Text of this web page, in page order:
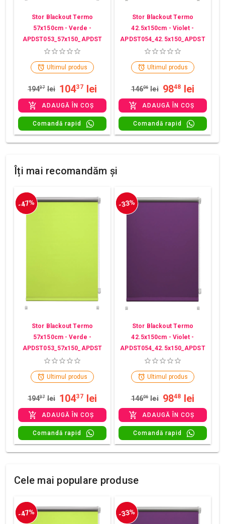
Stor Blackout Termo
57x150cm - Verde -
APDST053_57x150_APDST
Ultimul produs
19437 lei 10437 lei
ADAUGĂ ÎN COȘ
Comandă rapid
Stor Blackout Termo
42.5x150cm - Violet -
APDST054_42.5x150_APDST
Ultimul produs
14606 lei 9848 lei
ADAUGĂ ÎN COȘ
Comandă rapid
Îți mai recomandăm și
-47%
Stor Blackout Termo
57x150cm - Verde -
APDST053_57x150_APDST
Ultimul produs
19437 lei 10437 lei
ADAUGĂ ÎN COȘ
Comandă rapid
-33%
Stor Blackout Termo
42.5x150cm - Violet -
APDST054_42.5x150_APDST
Ultimul produs
14606 lei 9848 lei
ADAUGĂ ÎN COȘ
Comandă rapid
Cele mai populare produse
-47% -33%